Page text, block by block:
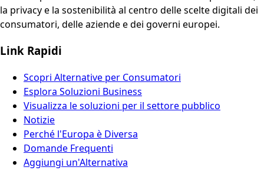
la privacy e la sostenibilità al centro delle scelte digitali dei
consumatori, delle aziende e dei governi europei.
Link Rapidi
Scopri Alternative per Consumatori
Esplora Soluzioni Business
Visualizza le soluzioni per il settore pubblico
Notizie
Perché l'Europa è Diversa
Domande Frequenti
Aggiungi un'Alternativa